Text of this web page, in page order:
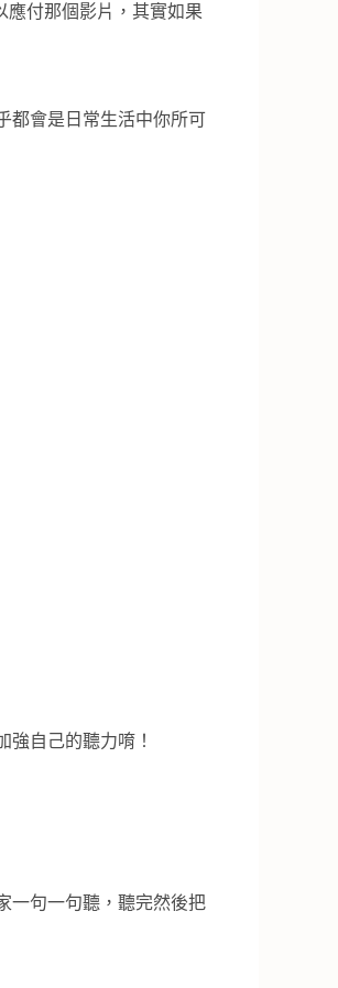
付那個影片，其實如果
都會是日常生活中你所可
自己的聽力唷！
一句一句聽，聽完然後把